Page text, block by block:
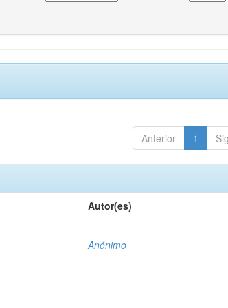
Anterior 1
Autor(es)
Anónimo